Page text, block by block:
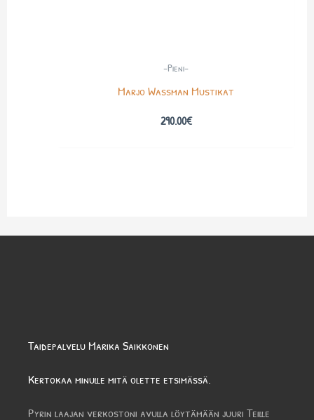
-Pieni-
Marjo Wassman Mustikat
290.00€
Taidepalvelu Marika Saikkonen
Kertokaa minulle mitä olette etsimässä.
Pyrin laajan verkostoni avulla löytämään juuri Teille